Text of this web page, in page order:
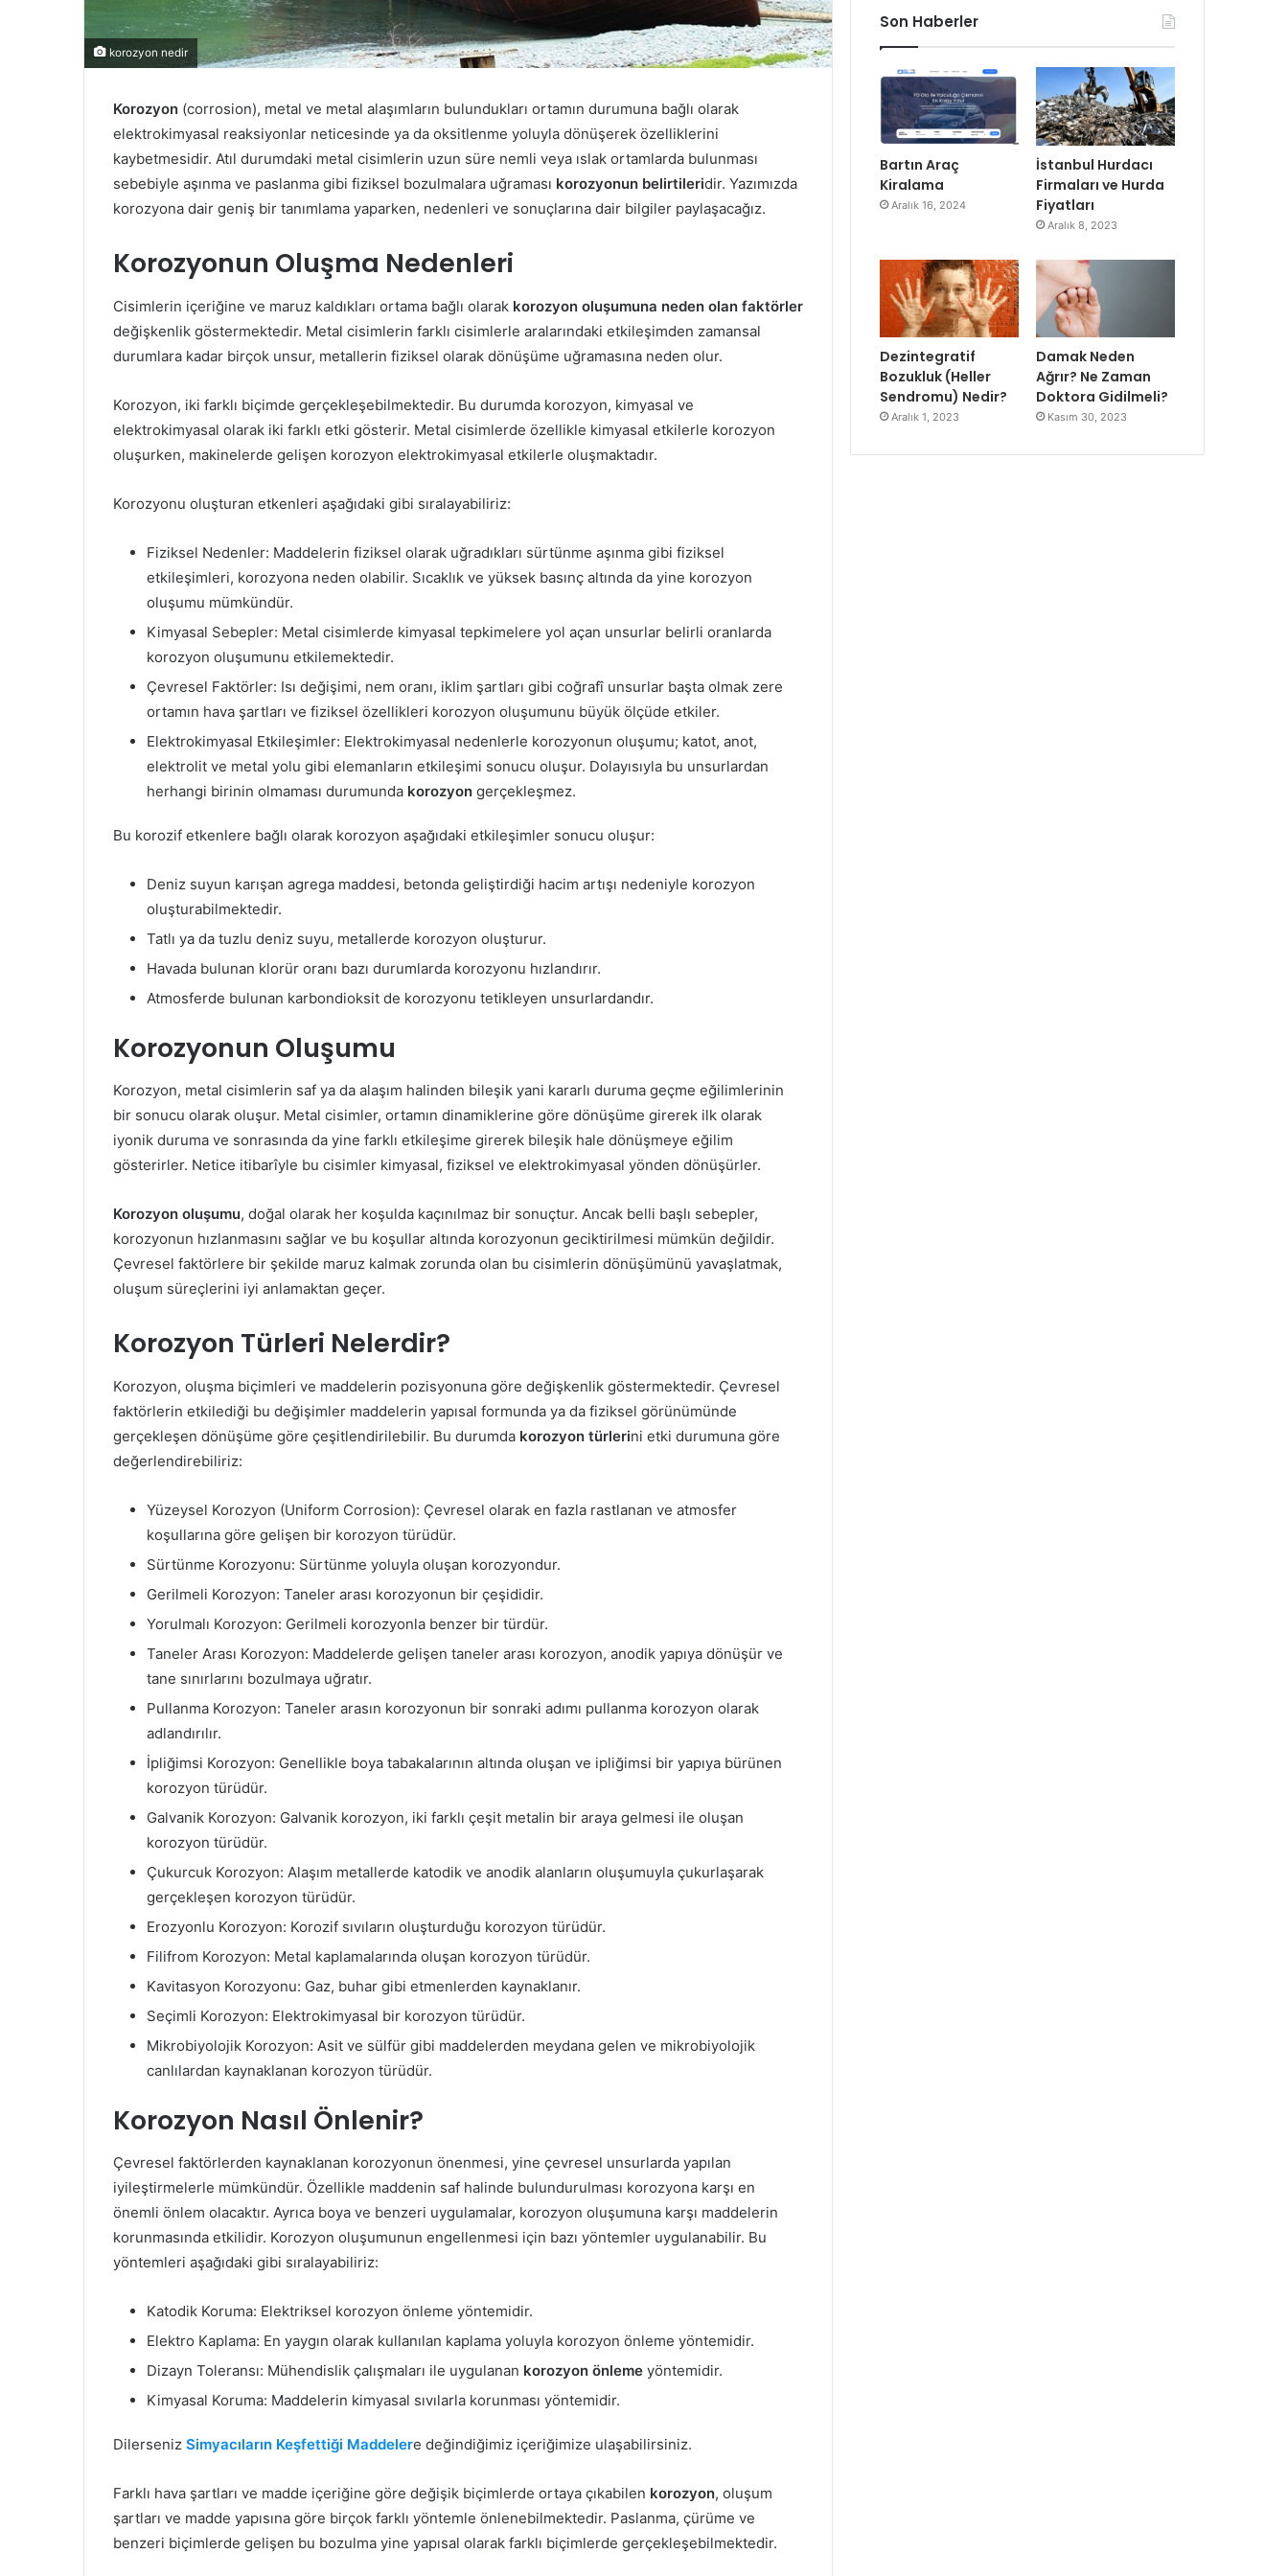
korozyon nedir
Korozyon (corrosion), metal ve metal alaşımların bulundukları ortamın durumuna bağlı olarak
elektrokimyasal reaksiyonlar neticesinde ya da oksitlenme yoluyla dönüşerek özelliklerini
kaybetmesidir. Atıl durumdaki metal cisimlerin uzun süre nemli veya ıslak ortamlarda bulunması
sebebiyle aşınma ve paslanma gibi fiziksel bozulmalara uğraması korozyonun belirtileridir. Yazımızda
korozyona dair geniş bir tanımlama yaparken, nedenleri ve sonuçlarına dair bilgiler paylaşacağız.
Korozyonun Oluşma Nedenleri
Cisimlerin içeriğine ve maruz kaldıkları ortama bağlı olarak korozyon oluşumuna neden olan faktörler
değişkenlik göstermektedir. Metal cisimlerin farklı cisimlerle aralarındaki etkileşimden zamansal
durumlara kadar birçok unsur, metallerin fiziksel olarak dönüşüme uğramasına neden olur.
Korozyon, iki farklı biçimde gerçekleşebilmektedir. Bu durumda korozyon, kimyasal ve
elektrokimyasal olarak iki farklı etki gösterir. Metal cisimlerde özellikle kimyasal etkilerle korozyon
oluşurken, makinelerde gelişen korozyon elektrokimyasal etkilerle oluşmaktadır.
Korozyonu oluşturan etkenleri aşağıdaki gibi sıralayabiliriz:
Fiziksel Nedenler: Maddelerin fiziksel olarak uğradıkları sürtünme aşınma gibi fiziksel
etkileşimleri, korozyona neden olabilir. Sıcaklık ve yüksek basınç altında da yine korozyon
oluşumu mümkündür.
Kimyasal Sebepler: Metal cisimlerde kimyasal tepkimelere yol açan unsurlar belirli oranlarda
korozyon oluşumunu etkilemektedir.
Çevresel Faktörler: Isı değişimi, nem oranı, iklim şartları gibi coğrafî unsurlar başta olmak zere
ortamın hava şartları ve fiziksel özellikleri korozyon oluşumunu büyük ölçüde etkiler.
Elektrokimyasal Etkileşimler: Elektrokimyasal nedenlerle korozyonun oluşumu; katot, anot,
elektrolit ve metal yolu gibi elemanların etkileşimi sonucu oluşur. Dolayısıyla bu unsurlardan
herhangi birinin olmaması durumunda korozyon gerçekleşmez.
Bu korozif etkenlere bağlı olarak korozyon aşağıdaki etkileşimler sonucu oluşur:
Deniz suyun karışan agrega maddesi, betonda geliştirdiği hacim artışı nedeniyle korozyon
oluşturabilmektedir.
Tatlı ya da tuzlu deniz suyu, metallerde korozyon oluşturur.
Havada bulunan klorür oranı bazı durumlarda korozyonu hızlandırır.
Atmosferde bulunan karbondioksit de korozyonu tetikleyen unsurlardandır.
Korozyonun Oluşumu
Korozyon, metal cisimlerin saf ya da alaşım halinden bileşik yani kararlı duruma geçme eğilimlerinin
bir sonucu olarak oluşur. Metal cisimler, ortamın dinamiklerine göre dönüşüme girerek ilk olarak
iyonik duruma ve sonrasında da yine farklı etkileşime girerek bileşik hale dönüşmeye eğilim
gösterirler. Netice itibarîyle bu cisimler kimyasal, fiziksel ve elektrokimyasal yönden dönüşürler.
Korozyon oluşumu, doğal olarak her koşulda kaçınılmaz bir sonuçtur. Ancak belli başlı sebepler,
korozyonun hızlanmasını sağlar ve bu koşullar altında korozyonun geciktirilmesi mümkün değildir.
Çevresel faktörlere bir şekilde maruz kalmak zorunda olan bu cisimlerin dönüşümünü yavaşlatmak,
oluşum süreçlerini iyi anlamaktan geçer.
Korozyon Türleri Nelerdir?
Korozyon, oluşma biçimleri ve maddelerin pozisyonuna göre değişkenlik göstermektedir. Çevresel
faktörlerin etkilediği bu değişimler maddelerin yapısal formunda ya da fiziksel görünümünde
gerçekleşen dönüşüme göre çeşitlendirilebilir. Bu durumda korozyon türlerini etki durumuna göre
değerlendirebiliriz:
Yüzeysel Korozyon (Uniform Corrosion): Çevresel olarak en fazla rastlanan ve atmosfer
koşullarına göre gelişen bir korozyon türüdür.
Sürtünme Korozyonu: Sürtünme yoluyla oluşan korozyondur.
Gerilmeli Korozyon: Taneler arası korozyonun bir çeşididir.
Yorulmalı Korozyon: Gerilmeli korozyonla benzer bir türdür.
Taneler Arası Korozyon: Maddelerde gelişen taneler arası korozyon, anodik yapıya dönüşür ve
tane sınırlarını bozulmaya uğratır.
Pullanma Korozyon: Taneler arasın korozyonun bir sonraki adımı pullanma korozyon olarak
adlandırılır.
İpliğimsi Korozyon: Genellikle boya tabakalarının altında oluşan ve ipliğimsi bir yapıya bürünen
korozyon türüdür.
Galvanik Korozyon: Galvanik korozyon, iki farklı çeşit metalin bir araya gelmesi ile oluşan
korozyon türüdür.
Çukurcuk Korozyon: Alaşım metallerde katodik ve anodik alanların oluşumuyla çukurlaşarak
gerçekleşen korozyon türüdür.
Erozyonlu Korozyon: Korozif sıvıların oluşturduğu korozyon türüdür.
Filifrom Korozyon: Metal kaplamalarında oluşan korozyon türüdür.
Kavitasyon Korozyonu: Gaz, buhar gibi etmenlerden kaynaklanır.
Seçimli Korozyon: Elektrokimyasal bir korozyon türüdür.
Mikrobiyolojik Korozyon: Asit ve sülfür gibi maddelerden meydana gelen ve mikrobiyolojik
canlılardan kaynaklanan korozyon türüdür.
Korozyon Nasıl Önlenir?
Çevresel faktörlerden kaynaklanan korozyonun önenmesi, yine çevresel unsurlarda yapılan
iyileştirmelerle mümkündür. Özellikle maddenin saf halinde bulundurulması korozyona karşı en
önemli önlem olacaktır. Ayrıca boya ve benzeri uygulamalar, korozyon oluşumuna karşı maddelerin
korunmasında etkilidir. Korozyon oluşumunun engellenmesi için bazı yöntemler uygulanabilir. Bu
yöntemleri aşağıdaki gibi sıralayabiliriz:
Katodik Koruma: Elektriksel korozyon önleme yöntemidir.
Elektro Kaplama: En yaygın olarak kullanılan kaplama yoluyla korozyon önleme yöntemidir.
Dizayn Toleransı: Mühendislik çalışmaları ile uygulanan korozyon önleme yöntemidir.
Kimyasal Koruma: Maddelerin kimyasal sıvılarla korunması yöntemidir.
Dilerseniz Simyacıların Keşfettiği Maddelere değindiğimiz içeriğimize ulaşabilirsiniz.
Farklı hava şartları ve madde içeriğine göre değişik biçimlerde ortaya çıkabilen korozyon, oluşum
şartları ve madde yapısına göre birçok farklı yöntemle önlenebilmektedir. Paslanma, çürüme ve
benzeri biçimlerde gelişen bu bozulma yine yapısal olarak farklı biçimlerde gerçekleşebilmektedir.
Son Haberler
Bartın Araç
Kiralama
Aralık 16, 2024
İstanbul Hurdacı
Firmaları ve Hurda
Fiyatları
Aralık 8, 2023
Dezintegratif
Bozukluk (Heller
Sendromu) Nedir?
Aralık 1, 2023
Damak Neden
Ağrır? Ne Zaman
Doktora Gidilmeli?
Kasım 30, 2023